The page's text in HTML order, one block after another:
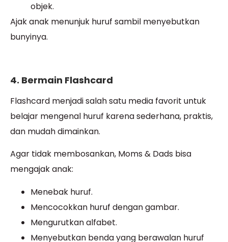
objek.
Ajak anak menunjuk huruf sambil menyebutkan
bunyinya.
4. Bermain Flashcard
Flashcard menjadi salah satu media favorit untuk
belajar mengenal huruf karena sederhana, praktis,
dan mudah dimainkan.
Agar tidak membosankan, Moms & Dads bisa
mengajak anak:
Menebak huruf.
Mencocokkan huruf dengan gambar.
Mengurutkan alfabet.
Menyebutkan benda yang berawalan huruf